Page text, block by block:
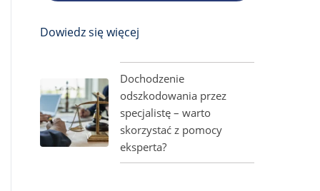
Dowiedz się więcej
Dochodzenie
odszkodowania przez
specjalistę – warto
skorzystać z pomocy
eksperta?